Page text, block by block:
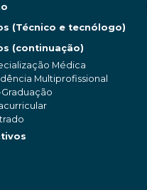
(Técnico e tecnólogo)
(continuação)
Médica
Multiprofissional
Graduação